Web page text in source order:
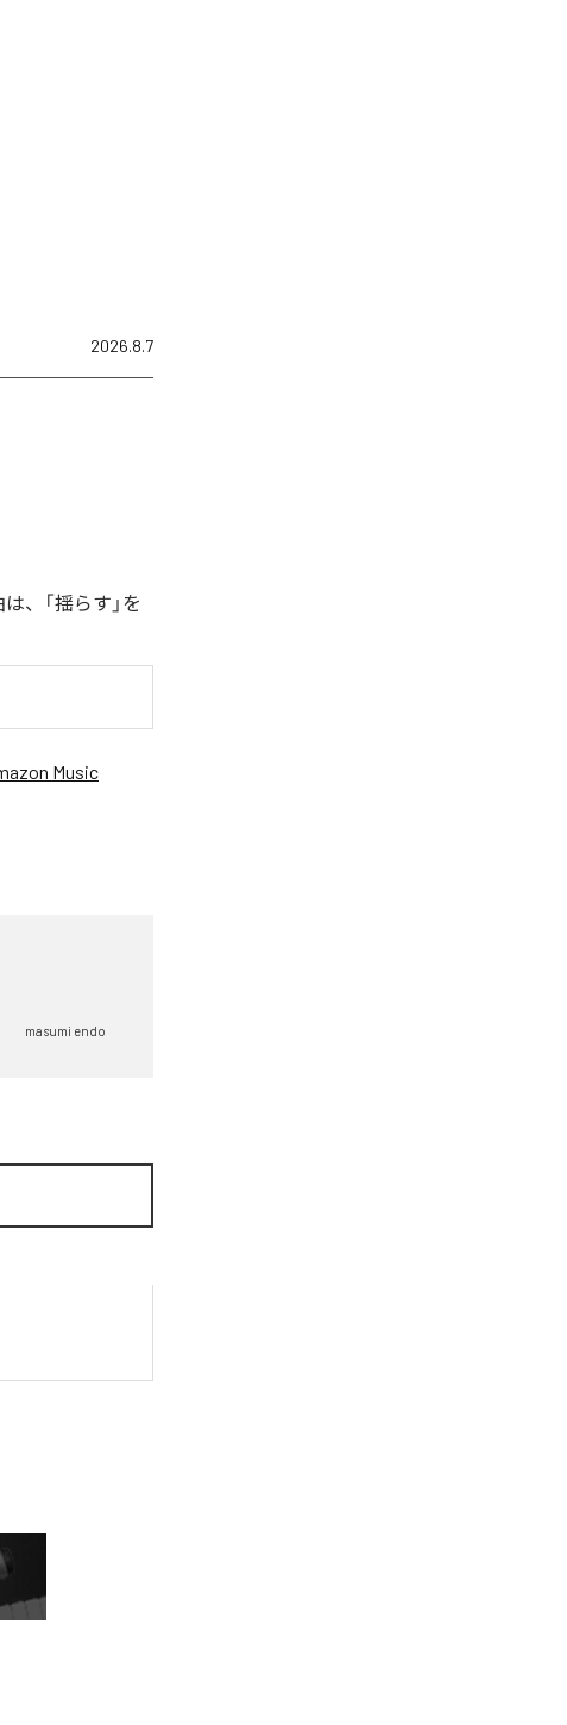
2026.8.7
、「揺らす」を
Music
masumi endo